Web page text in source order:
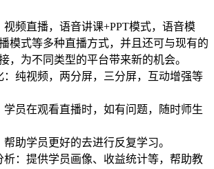
直播，语音讲课+PPT模式，语音模
模式等多种直播方式，并且还可与现有的
，为不同类型的平台带来新的机会。
纯视频，两分屏，三分屏，互动增强等
员在观看直播时，如有问题，随时师生
学员更好的去进行反复学习。
：提供学员画像、收益统计等，帮助教